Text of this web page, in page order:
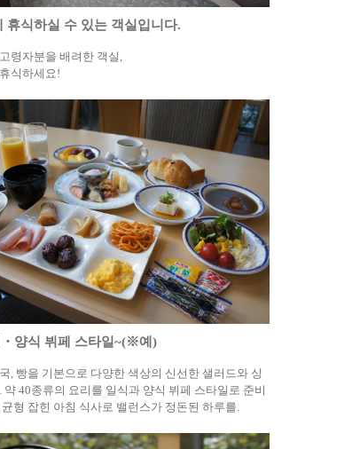
휴식하실 수 있는 객실입니다.
령자분을 배려한 객실,
식하세요!
・양식 뷔페 스타일~(※예)
, 빵을 기본으로 다양한 색상의 신선한 샐러드와 싱
약 40종류의 요리를 일식과 양식 뷔페 스타일로 준비
형 잡힌 아침 식사로 밸런스가 정돈된 하루를.